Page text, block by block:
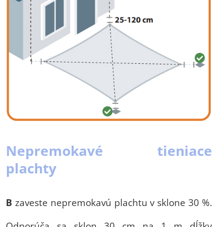
Nepremokavé tieniace
plachty
B zaveste nepremokavú plachtu v sklone 30 %.